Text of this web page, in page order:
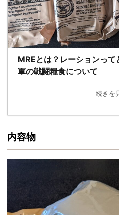
MREとは？レーションっ
軍の戦闘糧食について
続きを
内容物